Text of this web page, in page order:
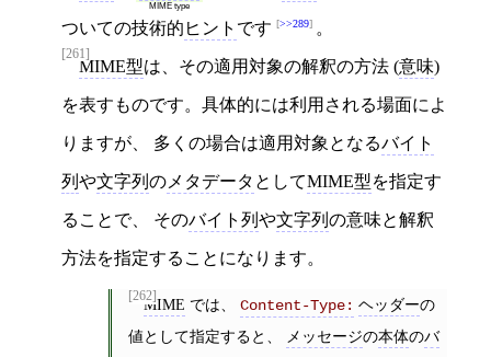
MIME type
ついての技術的 ヒント です >>289 。
[261]
MIME型は、その適用対象の解釈の方法 (意味)
を表すものです。具体的には利用される場面によ
りますが、 多くの場合は適用対象となるバイト
列 や文字列 の メタデータ としてMIME型を指定す
ることで、 そのバイト列 や文字列 の意味と解釈
方法を指定することになります。
[262]MIME では、 Content-Type: ヘッダーの
値として指定すると、
メッセージの本体のバ